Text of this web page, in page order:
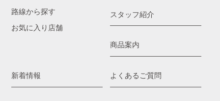
路線から探す
お気に入り店舗
スタッフ紹介
商品案内
新着情報 よくあるご質問